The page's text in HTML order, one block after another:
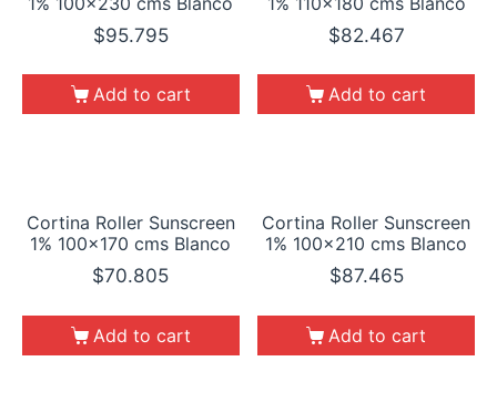
$95.795
Add to cart
$82.467
Add to cart
Cortina Roller Sunscreen
1% 100×170 cms Blanco
$70.805
Add to cart
Cortina Roller Sunscreen
1% 100×210 cms Blanco
$87.465
Add to cart